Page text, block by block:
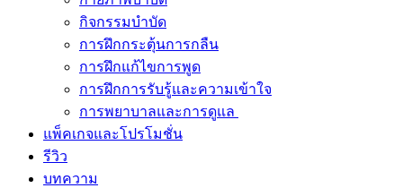
กิจกรรมบำบัด
การฝึกกระตุ้นการกลืน
การฝึกแก้ไขการพูด
การฝึกการรับรู้และความเข้าใจ
การพยาบาลและการดูแล
แพ็คเกจและโปรโมชั่น
รีวิว
บทความ